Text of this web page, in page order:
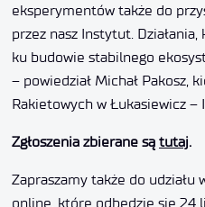
eksperymentów także do
przez nasz Instytut.
ku budowie stabilnego
– powiedział Michał Pakosz,
Rakietowych w Łukasiewicz
Zgłoszenia zbierane są tutaj.
Zapraszamy także do
online, które odbędzie się 24